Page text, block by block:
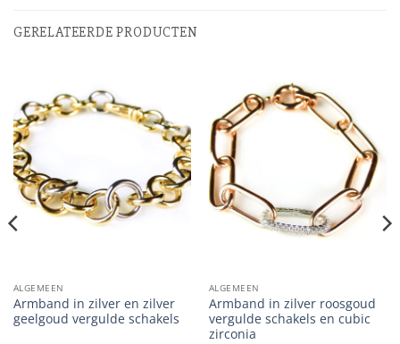
GERELATEERDE PRODUCTEN
ALGEMEEN
Armband in zilver en zilver
geelgoud vergulde schakels
ALGEMEEN
Armband in zilver roosgoud
vergulde schakels en cubic
zirconia